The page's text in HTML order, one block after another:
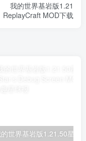
我的世界基岩版1.21
ReplayCraft MOD下载